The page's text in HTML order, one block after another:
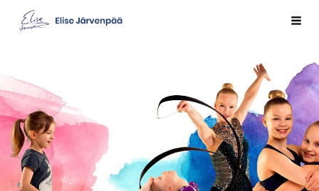
Siirry
sivun
Sivuston etusivulle